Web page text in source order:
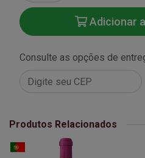
Adicionar
Consulte as opções de
Produtos Relacionados